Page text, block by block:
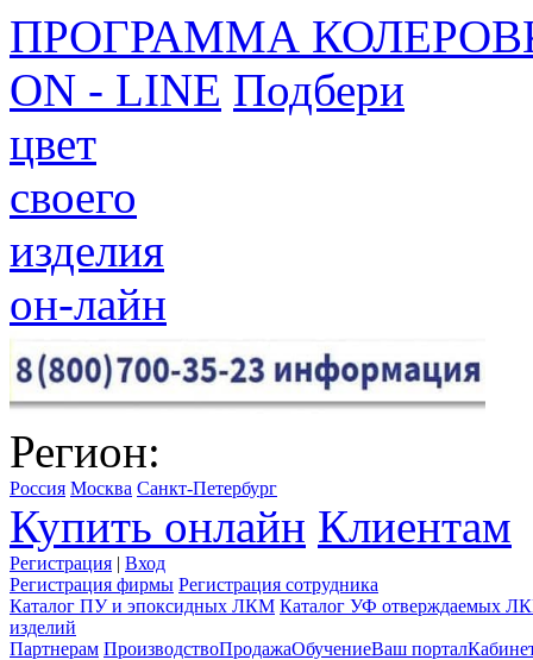
ПРОГРАММА
ON - LINE Подбери
цвет
своего
изделия
он-лайн
Регион:
Россия Москва Санкт-Петербург
Купить онлайн Клиентам
Регистрация | Вход
Регистрация фирмы Регистрация сотрудника
Каталог ПУ и эпоксидных ЛКМ Каталог УФ отверждаемых
изделий
Партнерам ПроизводствоПродажаОбучениеВаш портал